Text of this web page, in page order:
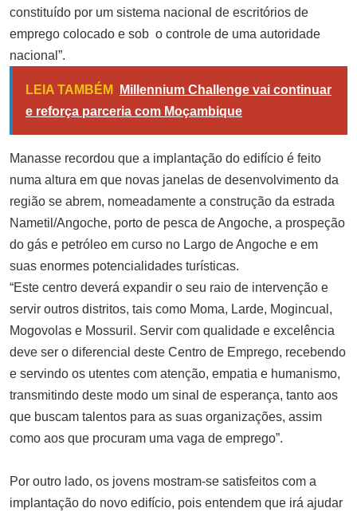
constituído por um sistema nacional de escritórios de
emprego colocado e sob o controle de uma autoridade
nacional”.
LEIA TAMBÉM
Millennium Challenge vai continuar
e reforça parceria com Moçambique
Manasse recordou que a implantação do edifício é feito
numa altura em que novas janelas de desenvolvimento da
região se abrem, nomeadamente a construção da estrada
Nametil/Angoche, porto de pesca de Angoche, a prospeção
do gás e petróleo em curso no Largo de Angoche e em
suas enormes potencialidades turísticas.
“Este centro deverá expandir o seu raio de intervenção e
servir outros distritos, tais como Moma, Larde, Mogincual,
Mogovolas e Mossuril. Servir com qualidade e excelência
deve ser o diferencial deste Centro de Emprego, recebendo
e servindo os utentes com atenção, empatia e humanismo,
transmitindo deste modo um sinal de esperança, tanto aos
que buscam talentos para as suas organizações, assim
como aos que procuram uma vaga de emprego”.
Por outro lado, os jovens mostram-se satisfeitos com a
implantação do novo edifício, pois entendem que irá ajudar